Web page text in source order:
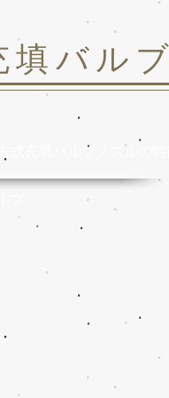
填バル
充填バルブ ノズルの特